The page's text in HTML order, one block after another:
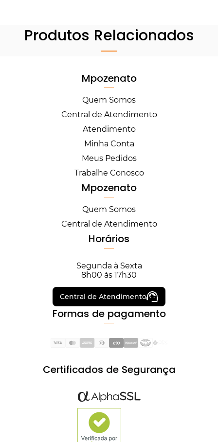
Produtos Relacionados
Mpozenato
Quem Somos
Central de Atendimento
Atendimento
Minha Conta
Meus Pedidos
Trabalhe Conosco
Mpozenato
Quem Somos
Central de Atendimento
Horários
Segunda à Sexta
8h00 às 17h30
Central de Atendimento
Formas de pagamento
Certificados de Segurança